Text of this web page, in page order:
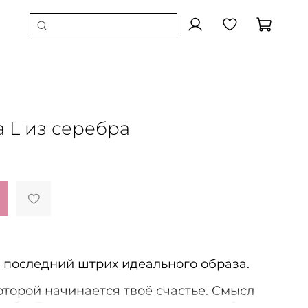
L из серебра
штрих идеального образа.
начинается твоё счастье. Смысл